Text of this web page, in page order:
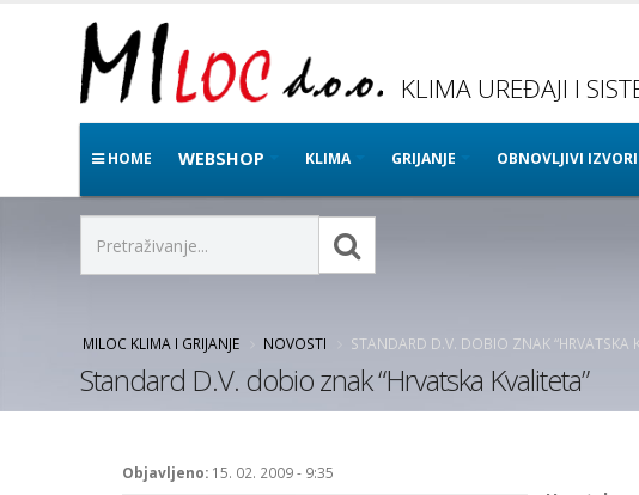
KLIMA UREĐAJI I
HOME WEBSHOP KLIMA GRIJANJE OBNOVLJIVI IZVORI
MILOC KLIMA I GRIJANJE NOVOSTI STANDARD D.V. DOBIO ZNAK “HRVATSKA
Standard D.V. dobio znak “Hrvatska Kvaliteta”
Objavljeno: 15. 02. 2009 - 9:35